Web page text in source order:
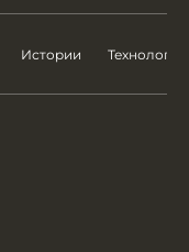
Истории Технологии